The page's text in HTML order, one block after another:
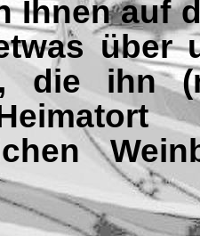
Ihnen auf
über
die ihn